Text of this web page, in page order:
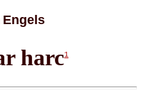
harc1